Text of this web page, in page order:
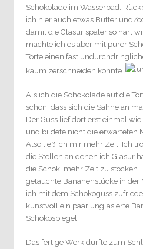
Schokolade im Wasserbad.
ich hier auch etwas Butter und/
damit die Glasur später so hart
machte ich es aber mit purer
Torte einen fast
kaum zerschneiden konnte.
Als ich die Schokolade auf die
schon, dass sich die Sahne an
Der Guss lief dort erst einmal
und bildete nicht die erwarteten
Also ließ ich mir mehr Zeit. Ich
die Stellen an denen ich Glasur
die Schoki mehr Zeit zu stocken.
getauchte Bananenstücke in der
ich mit dem Schokoguss
kunstvoll ein paar unglasierte
Schokospiegel.
Das fertige Werk durfte zum